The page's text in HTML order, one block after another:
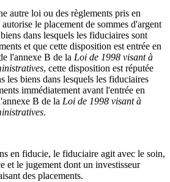
autre loi ou des règlements pris en
le placement de sommes d'argent
dans lesquels les fiduciaires sont
et que cette disposition est entrée en
l'annexe B de la Loi de 1998 visant à
, cette disposition est réputée
les biens dans lesquels les fiduciaires
immédiatement avant l'entrée en
B de la Loi de 1998 visant à
.
en fiducie, le fiduciaire agit avec le soin,
et le jugement dont un investisseur
des placements.